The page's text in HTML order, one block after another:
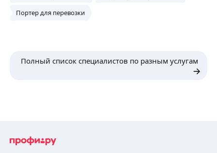
Портер для перевозки
Полный список специалистов по разным услугам